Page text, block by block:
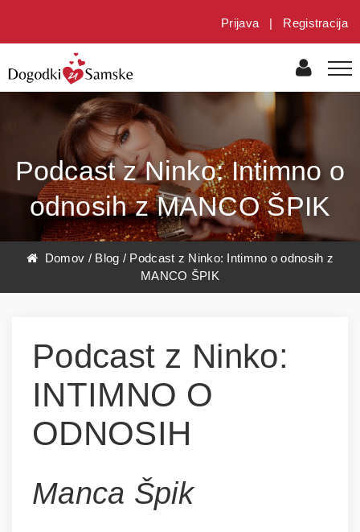
Prijava | Registracija
Podcast z Ninko: Intimno o
odnosih z MANCO ŠPIK
Domov / Blog / Podcast z Ninko: Intimno o odnosih z
MANCO ŠPIK
Podcast z Ninko:
INTIMNO O
ODNOSIH
Manca Špik